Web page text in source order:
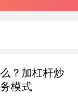
？加杠杆炒
模式